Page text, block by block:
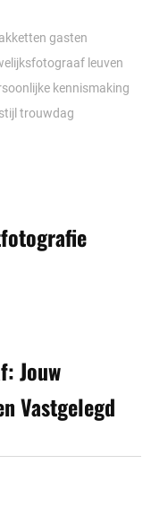
gasten
leuven
kennismaking
stijl trouwdag
Jouw
Vastgelegd